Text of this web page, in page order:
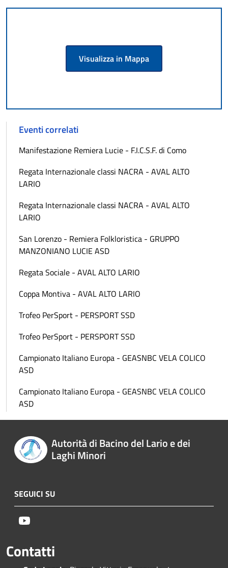
Visualizza in Mappa
Eventi correlati
Manifestazione Remiera Lucie - F.I.C.S.F. di Como
Regata Internazionale classi NACRA - AVAL ALTO
LARIO
Regata Internazionale classi NACRA - AVAL ALTO
LARIO
San Lorenzo - Remiera Folkloristica - GRUPPO
MANZONIANO LUCIE ASD
Regata Sociale - AVAL ALTO LARIO
Coppa Montiva - AVAL ALTO LARIO
Trofeo PerSport - PERSPORT SSD
Trofeo PerSport - PERSPORT SSD
Campionato Italiano Europa - GEASNBC VELA COLICO
ASD
Campionato Italiano Europa - GEASNBC VELA COLICO
ASD
Autorità di Bacino del Lario e dei
Laghi Minori
SEGUICI SU
Contatti